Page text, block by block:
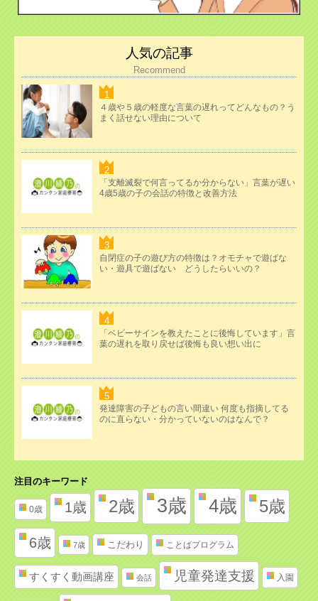
人気の記事
Recommend
４歳や５歳の軽度な言葉の遅れってどんなもの？う
まく話せない理由について
「支離滅裂で何言ってるか分からない」言葉が遅い
4歳5歳の子の会話の特徴と改善方法
自閉症の子の遊び方の特徴は？オモチャで遊ばな
い・遊具で遊ばない どうしたらいいの？
「ベビーサインを教えたことに後悔しています」言
葉の遅れを取り戻せば後悔も良い想い出に
発達障害の子どもの言い間違い 何度も指摘してる
のに直らない・分かっていないのはなんで？
注目のキーワード
0歳 1歳 2歳 3歳 4歳 5歳
6歳 7歳 こだわり ことばプログラム
すくすく動画講座 会話 児童発達支援 入園